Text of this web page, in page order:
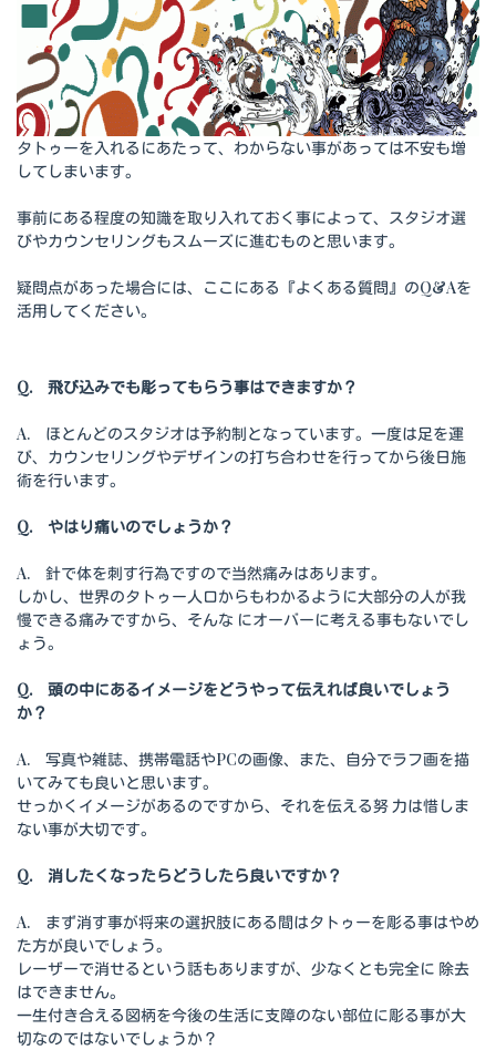
タトゥーを入れるにあたって、わからない事があっては不安も増
してしまいます。
事前にある程度の知識を取り入れておく事によって、スタジオ選
びやカウンセリングもスムーズに進むものと思います。
疑問点があった場合には、ここにある『よくある質問』のQ&Aを
活用してください。
Q. 飛び込みでも彫ってもらう事はできますか？
A. ほとんどのスタジオは予約制となっています。一度は足を運
び、カウンセリングやデザインの打ち合わせを行ってから後日施
術を行います。
Q. やはり痛いのでしょうか？
A. 針で体を刺す行為ですので当然痛みはあります。
しかし、世界のタトゥー人口からもわかるように大部分の人が我
慢できる痛みですから、そんな にオーバーに考える事もないでし
ょう。
Q. 頭の中にあるイメージをどうやって伝えれば良いでしょう
か？
A. 写真や雑誌、携帯電話やPCの画像、また、自分でラフ画を描
いてみても良いと思います。
せっかくイメージがあるのですから、それを伝える努 力は惜しま
ない事が大切です。
Q. 消したくなったらどうしたら良いですか？
A. まず消す事が将来の選択肢にある間はタトゥーを彫る事はやめ
た方が良いでしょう。
レーザーで消せるという話もありますが、少なくとも完全に 除去
はできません。
一生付き合える図柄を今後の生活に支障のない部位に彫る事が大
切なのではないでしょうか？